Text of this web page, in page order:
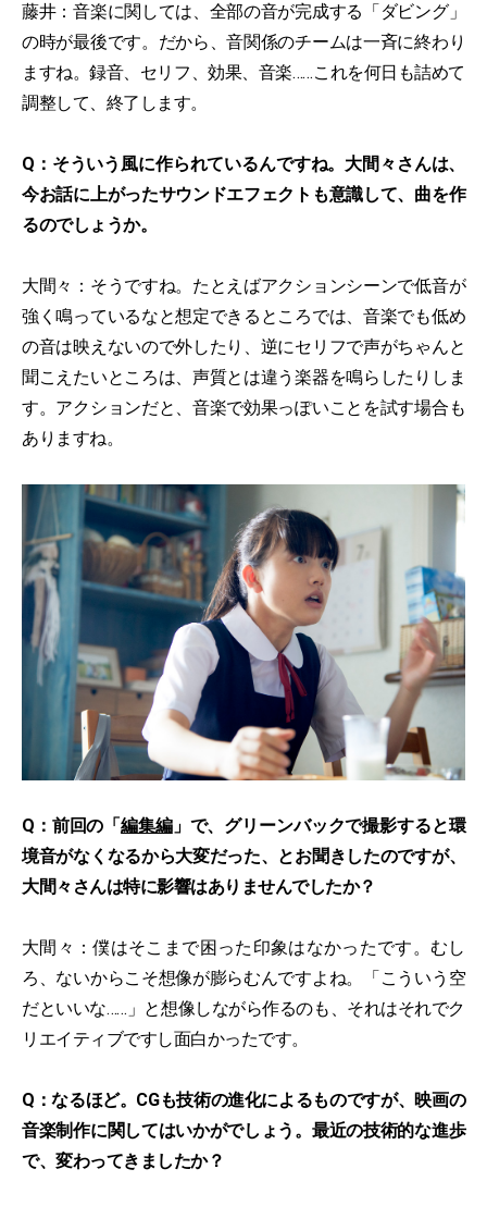
藤井：音楽に関しては、全部の音が完成する「ダビング」
の時が最後です。だから、音関係のチームは一斉に終わり
ますね。録音、セリフ、効果、音楽……これを何日も詰めて
調整して、終了します。
Q：そういう風に作られているんですね。大間々さんは、
今お話に上がったサウンドエフェクトも意識して、曲を作
るのでしょうか。
大間々：そうですね。たとえばアクションシーンで低音が
強く鳴っているなと想定できるところでは、音楽でも低め
の音は映えないので外したり、逆にセリフで声がちゃんと
聞こえたいところは、声質とは違う楽器を鳴らしたりしま
す。アクションだと、音楽で効果っぽいことを試す場合も
ありますね。
Q：前回の「編集編」で、グリーンバックで撮影すると環
境音がなくなるから大変だった、とお聞きしたのですが、
大間々さんは特に影響はありませんでしたか？
大間々：僕はそこまで困った印象はなかったです。むし
ろ、ないからこそ想像が膨らむんですよね。「こういう空
だといいな……」と想像しながら作るのも、それはそれでク
リエイティブですし面白かったです。
Q：なるほど。CGも技術の進化によるものですが、映画の
音楽制作に関してはいかがでしょう。最近の技術的な進歩
で、変わってきましたか？